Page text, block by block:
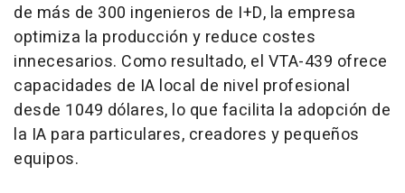
de más de 300 ingenieros de I+D, la empresa
optimiza la producción y reduce costes
innecesarios. Como resultado, el VTA-439 ofrece
capacidades de IA local de nivel profesional
desde 1049 dólares, lo que facilita la adopción de
la IA para particulares, creadores y pequeños
equipos.